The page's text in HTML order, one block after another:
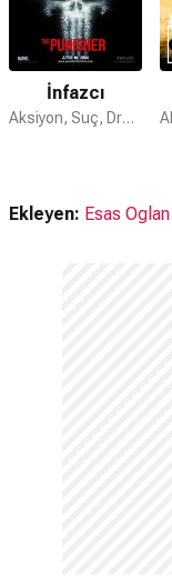
İnfazcı
Aksiyon, Suç, Dram
Ekleyen: Esas Oglan